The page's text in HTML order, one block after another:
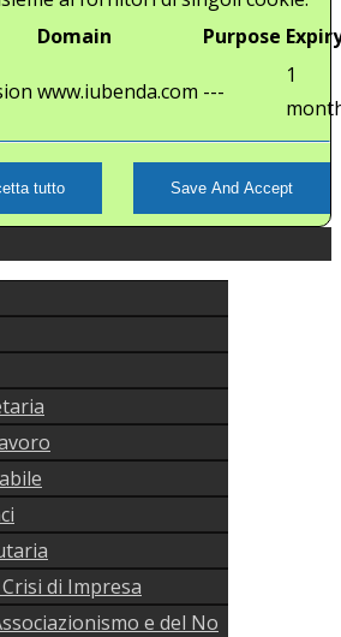
Domain Purpose
www.iubenda.com ---
1
tutto Save And Accept
di Impresa
e del No